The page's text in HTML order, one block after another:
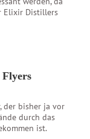
Elixir Distillers
Flyers
der bisher ja vor
durch das
ist.